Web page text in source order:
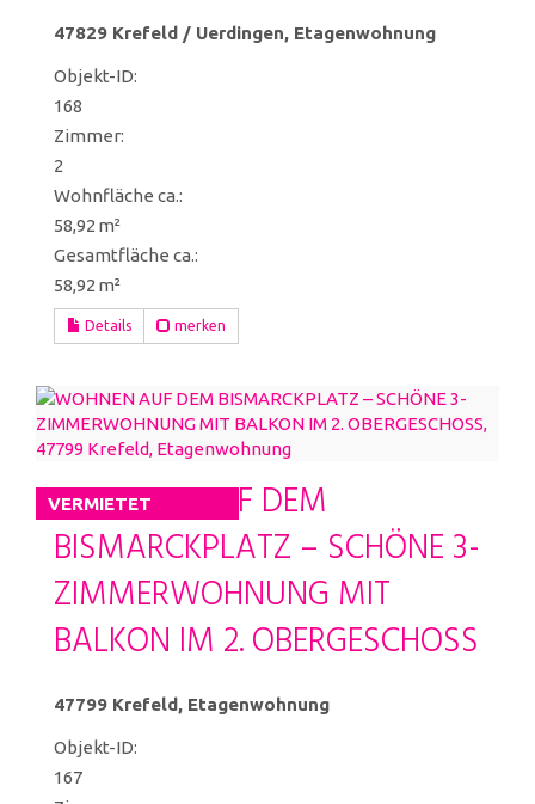
47829 Krefeld / Uerdingen, Etagenwohnung
Objekt-ID:
168
Zimmer:
2
Wohnfläche ca.:
58,92 m²
Gesamtfläche ca.:
58,92 m²
Details merken
VERMIETET
WOHNEN AUF DEM
BISMARCKPLATZ – SCHÖNE 3-
ZIMMERWOHNUNG MIT
BALKON IM 2. OBERGESCHOSS
47799 Krefeld, Etagenwohnung
Objekt-ID:
167